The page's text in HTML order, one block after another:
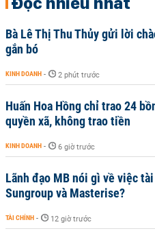
Bà Lê Thị Thu Thủy gửi lời
gắn bó
KINH DOANH - 2 phút trước
Huấn Hoa Hồng chỉ trao 24
quyền xã, không trao tiền
KINH DOANH - 6 giờ trước
Lãnh đạo MB nói gì về việc
Sungroup và Masterise?
TÀI CHÍNH - 12 giờ trước